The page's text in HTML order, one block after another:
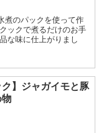
煮のパックを使って作
ックで煮るだけのお手
な味に仕上がりまし
ク】ジャガイモと豚
物